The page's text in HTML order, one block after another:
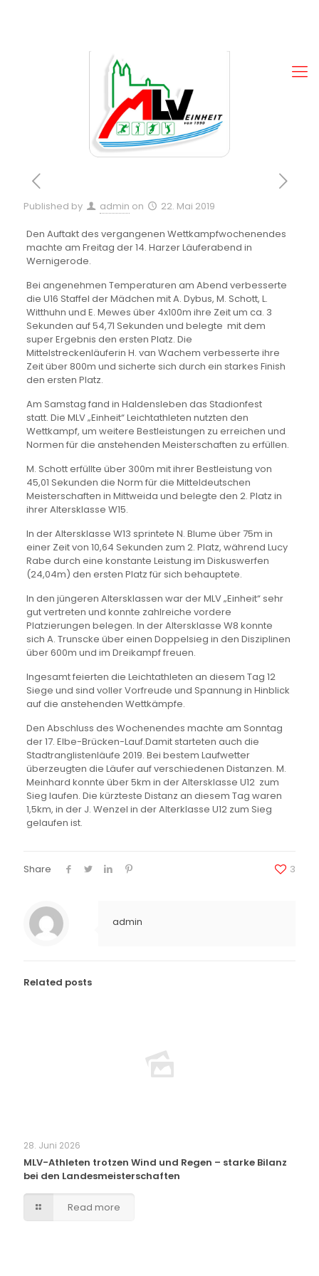
Published by admin on 22. Mai 2019
Den Auftakt des vergangenen Wettkampfwochenendes
machte am Freitag der 14. Harzer Läuferabend in
Wernigerode.
Bei angenehmen Temperaturen am Abend verbesserte
die U16 Staffel der Mädchen mit A. Dybus, M. Schott, L.
Witthuhn und E. Mewes über 4x100m ihre Zeit um ca. 3
Sekunden auf 54,71 Sekunden und belegte mit dem
super Ergebnis den ersten Platz. Die
Mittelstreckenläuferin H. van Wachem verbesserte ihre
Zeit über 800m und sicherte sich durch ein starkes Finish
den ersten Platz.
Am Samstag fand in Haldensleben das Stadionfest
statt. Die MLV „Einheit“ Leichtathleten nutzten den
Wettkampf, um weitere Bestleistungen zu erreichen und
Normen für die anstehenden Meisterschaften zu erfüllen.
M. Schott erfüllte über 300m mit ihrer Bestleistung von
45,01 Sekunden die Norm für die Mitteldeutschen
Meisterschaften in Mittweida und belegte den 2. Platz in
ihrer Altersklasse W15.
In der Altersklasse W13 sprintete N. Blume über 75m in
einer Zeit von 10,64 Sekunden zum 2. Platz, während Lucy
Rabe durch eine konstante Leistung im Diskuswerfen
(24,04m) den ersten Platz für sich behauptete.
In den jüngeren Altersklassen war der MLV „Einheit“ sehr
gut vertreten und konnte zahlreiche vordere
Platzierungen belegen. In der Altersklasse W8 konnte
sich A. Trunscke über einen Doppelsieg in den Disziplinen
über 600m und im Dreikampf freuen.
Ingesamt feierten die Leichtathleten an diesem Tag 12
Siege und sind voller Vorfreude und Spannung in Hinblick
auf die anstehenden Wettkämpfe.
Den Abschluss des Wochenendes machte am Sonntag
der 17. Elbe-Brücken-Lauf.Damit starteten auch die
Stadtranglistenläufe 2019. Bei bestem Laufwetter
überzeugten die Läufer auf verschiedenen Distanzen. M.
Meinhard konnte über 5km in der Altersklasse U12 zum
Sieg laufen. Die kürzteste Distanz an diesem Tag waren
1,5km, in der J. Wenzel in der Alterklasse U12 zum Sieg
gelaufen ist.
Share 3
admin
Related posts
28. Juni 2026
MLV-Athleten trotzen Wind und Regen – starke Bilanz
bei den Landesmeisterschaften
Read more